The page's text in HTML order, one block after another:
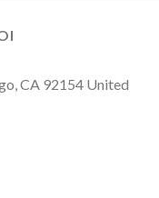
CA 92154 United